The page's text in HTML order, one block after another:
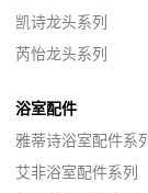
凯诗龙头系列
芮怡龙头系列
浴室配件
雅蒂诗浴室配件系列
艾非浴室配件系列